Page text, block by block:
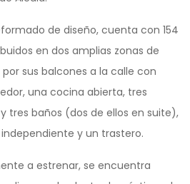
de diseño, cuenta con 154
en dos amplias zonas de
sus balcones a la calle con
una cocina abierta, tres
tres baños (dos de ellos en suite),
y un trastero.
a estrenar, se encuentra